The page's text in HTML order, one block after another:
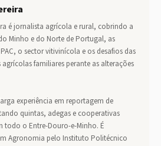
é jornalista agrícola e rural, cobrindo a
Minho e do Norte de Portugal, as
o sector vitivinícola e os desafios das
agrícolas familiares perante as alterações
experiência em reportagem de
quintas, adegas e cooperativas
todo o Entre-Douro-e-Minho. É
Agronomia pelo Instituto Politécnico